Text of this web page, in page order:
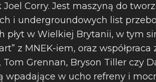
Corry. Jest maszyną do
i undergroundowych list
płyt w Wielkiej Brytanii, w tym
z MNEK-iem, oraz
Tom Grennan, Bryson Tiller czy
wpadające w ucho refreny i